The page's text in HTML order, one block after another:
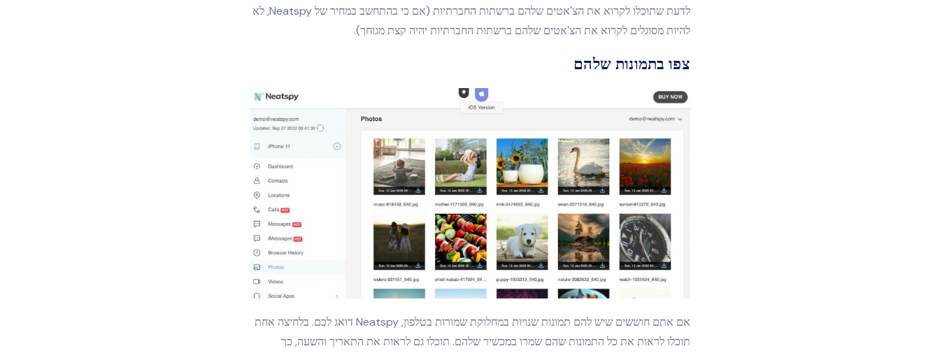
לדעת שתוכלו לקרוא את הצ'אטים שלהם ברשתות החברתיות (אם כי בהתחשב במחיר של Neatspy, לא
להיות מסוגלים לקרוא את הצ'אטים שלהם ברשתות החברתיות יהיה קצת מגוחך).
צפו בתמונות שלהם
אם אתם חוששים שיש להם תמונות שנויות במחלוקת שמורות בטלפון, Neatspy דואג לכם. בלחיצה אחת
תוכלו לראות את כל התמונות שהם שמרו במכשיר שלהם. תוכלו גם לראות את התאריך והשעה, כך